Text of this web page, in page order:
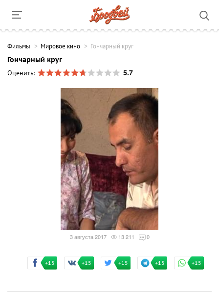
Фильмы Мировое кино Гончарный круг
Гончарный круг
Оценить:
5.7
3 августа 2017 13 211 0
+15 +15 +15 +15 +15